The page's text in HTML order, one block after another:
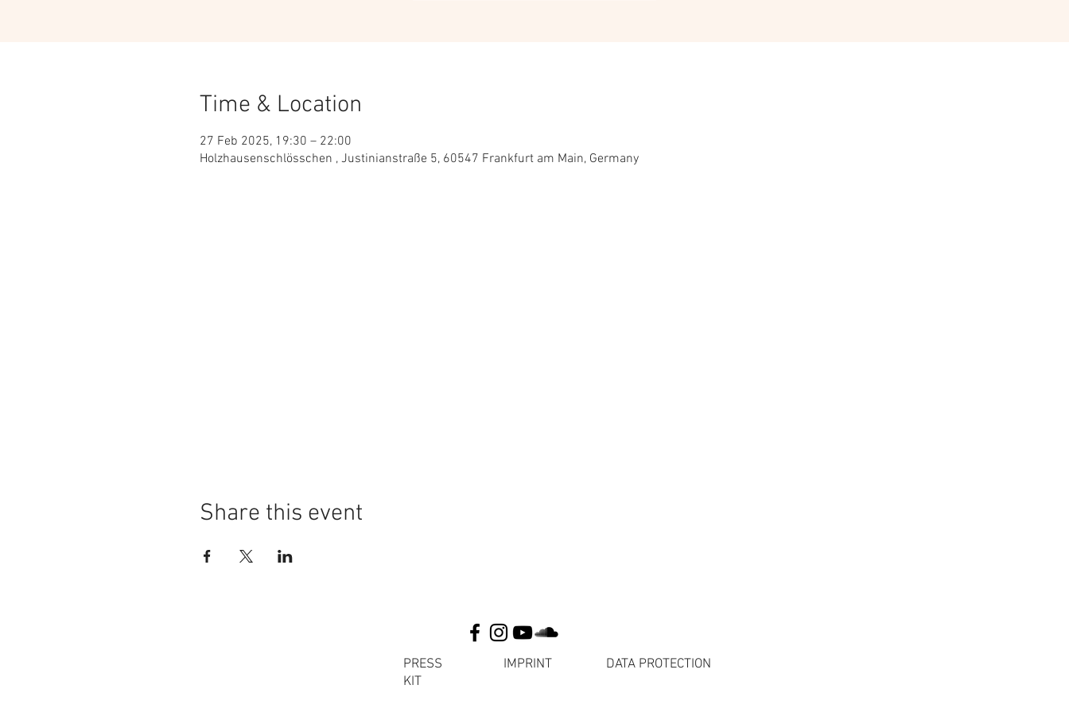
Time & Location
27 Feb 2025, 19:30 – 22:00
Holzhausenschlösschen , Justinianstraße 5, 60547 Frankfurt am Main, Germany
Share this event
PRESS
KIT
IMPRINT DATA PROTECTION